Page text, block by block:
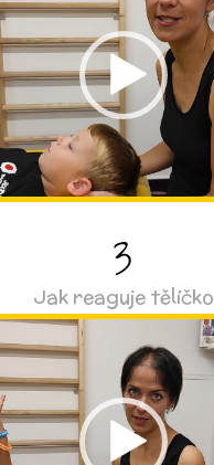
3
Jak reaguje tělíčko